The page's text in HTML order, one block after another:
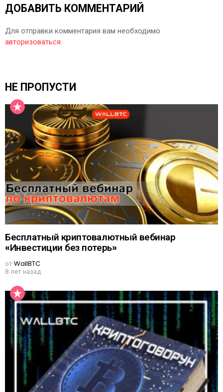
ДОБАВИТЬ КОММЕНТАРИЙ
Для отправки комментария вам необходимо
авторизоваться.
НЕ ПРОПУСТИ
Бесплатный криптовалютный вебинар
«Инвестиции без потерь»
отWallBTC
8 лет назад